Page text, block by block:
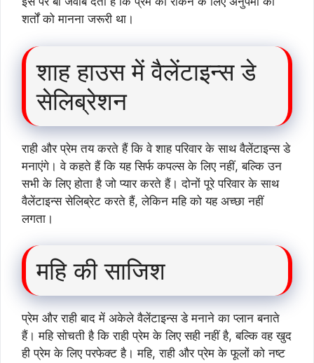
शर्तों को मानना जरूरी था।
शाह हाउस में वैलेंटाइन्स डे
सेलिब्रेशन
राही और प्रेम तय करते हैं कि वे शाह परिवार के साथ वैलेंटाइन्स डे
मनाएंगे। वे कहते हैं कि यह सिर्फ कपल्स के लिए नहीं, बल्कि उन
सभी के लिए होता है जो प्यार करते हैं। दोनों पूरे परिवार के साथ
वैलेंटाइन्स सेलिब्रेट करते हैं, लेकिन महि को यह अच्छा नहीं
लगता।
महि की साजिश
प्रेम और राही बाद में अकेले वैलेंटाइन्स डे मनाने का प्लान बनाते
हैं। महि सोचती है कि राही प्रेम के लिए सही नहीं है, बल्कि वह खुद
ही प्रेम के लिए परफेक्ट है। महि, राही और प्रेम के फूलों को नष्ट